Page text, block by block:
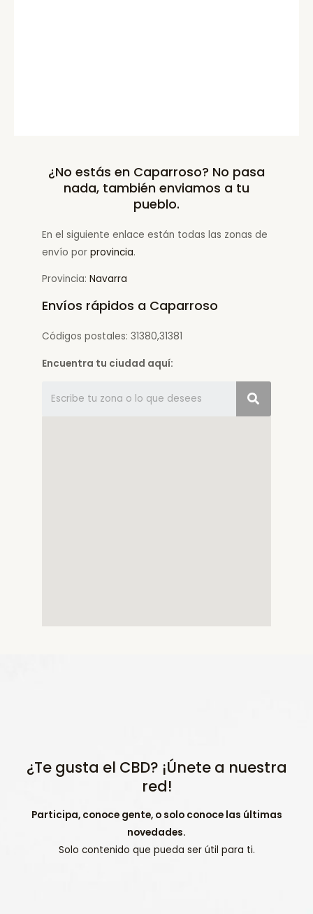
¿No estás en Caparroso? No pasa
nada, también enviamos a tu
pueblo.
En el siguiente enlace están todas las zonas de
envío por provincia.
Provincia: Navarra
Envíos rápidos a Caparroso
Códigos postales: 31380,31381
Encuentra tu ciudad aquí:
¿Te gusta el CBD? ¡Únete a nuestra
red!
Participa, conoce gente, o solo conoce las últimas
novedades.
Solo contenido que pueda ser útil para ti.